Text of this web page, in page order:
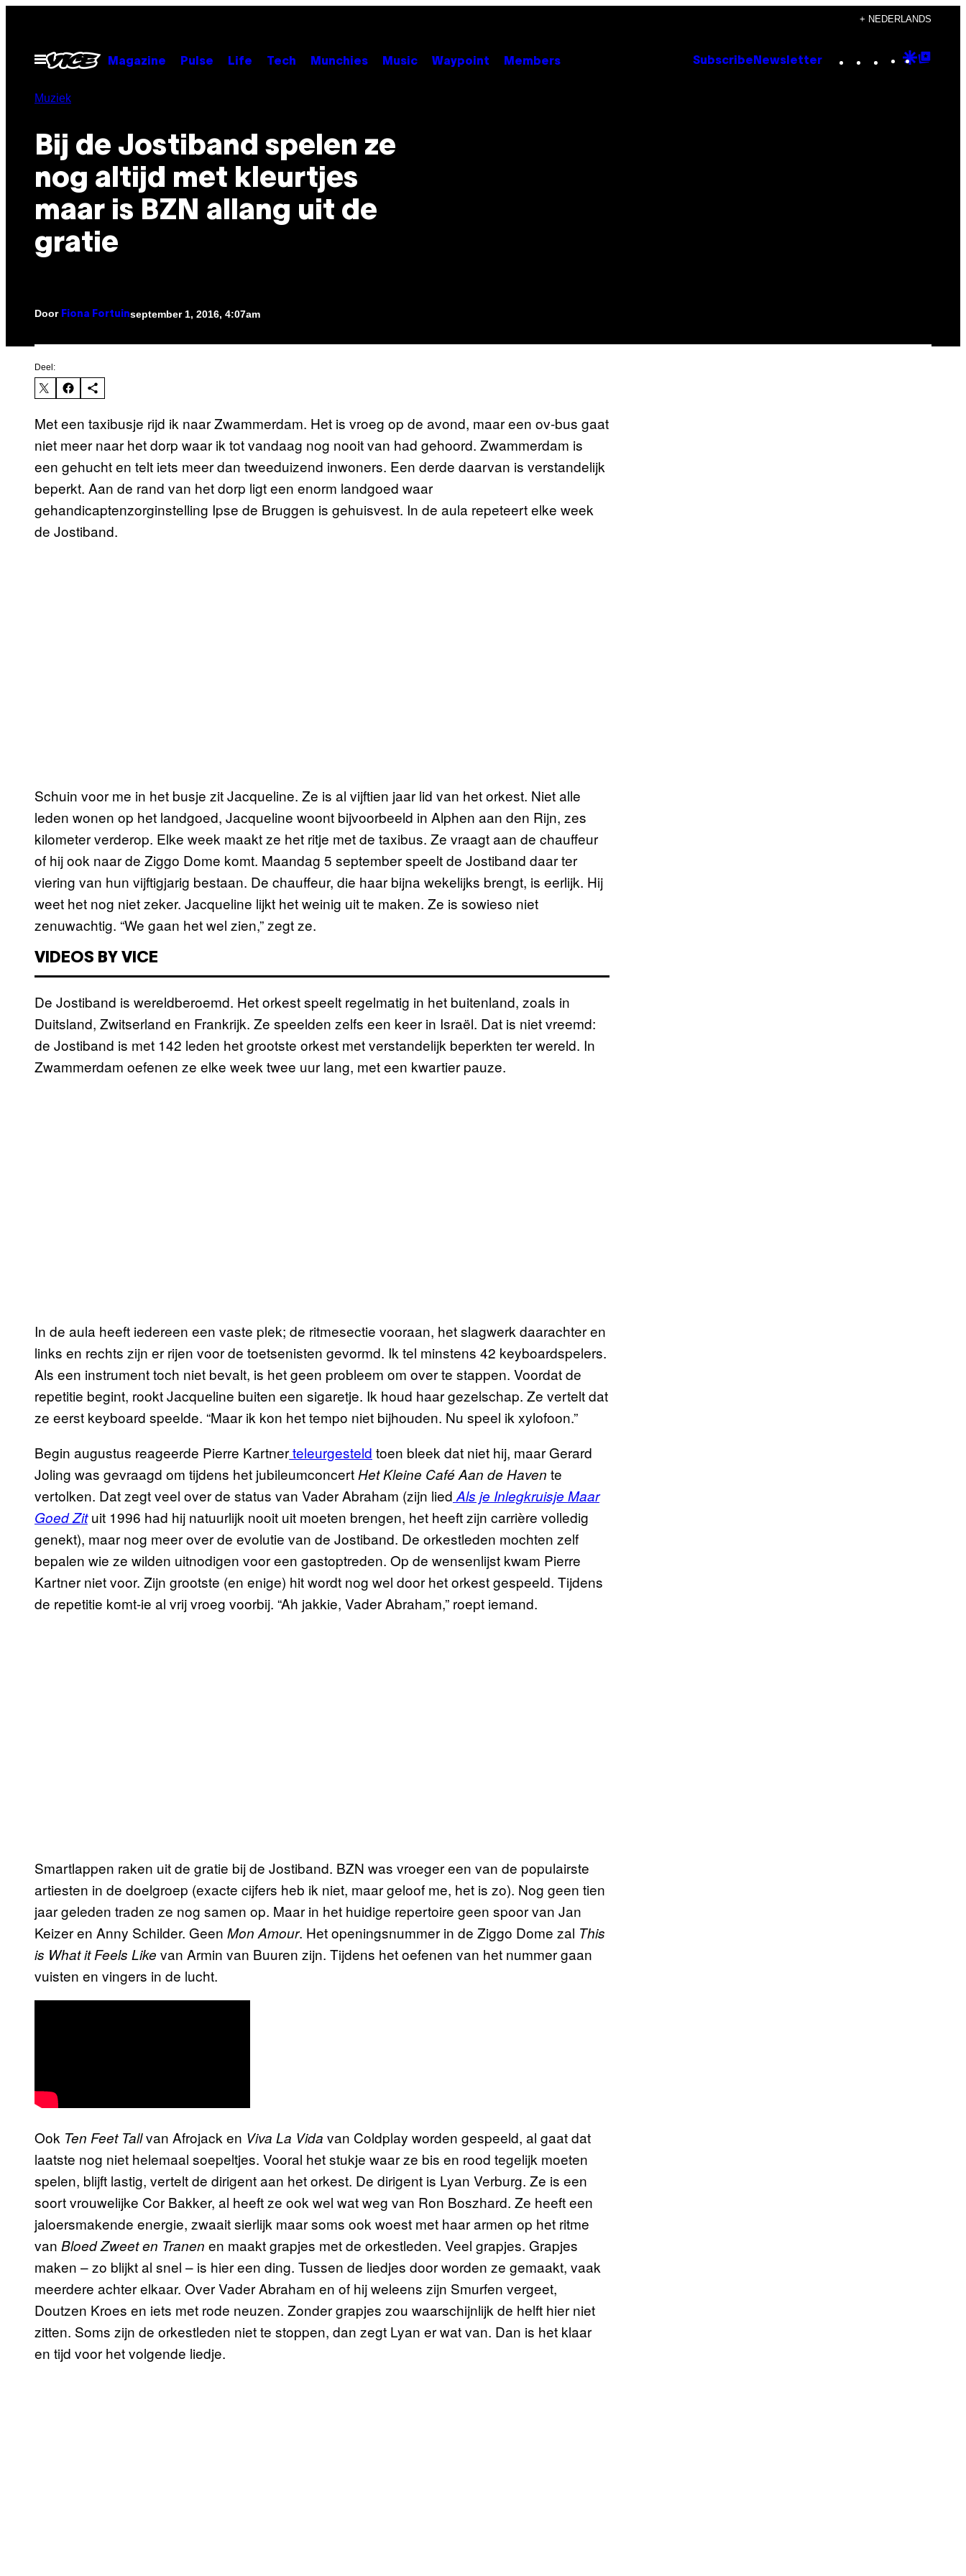
+ NEDERLANDS
Open
menu
Magazine Pulse Life Tech Munchies Music Waypoint Members Subscribe Newsletter Instagram
TikTok
YouTube
Google
Muziek
Bij de Jostiband spelen ze
nog altijd met kleurtjes
maar is BZN allang uit de
gratie
Door Fiona Fortuinseptember 1, 2016, 4:07am
Deel:
Met een taxibusje rijd ik naar Zwammerdam. Het is vroeg op de avond, maar een ov-bus gaat
niet meer naar het dorp waar ik tot vandaag nog nooit van had gehoord. Zwammerdam is
een gehucht en telt iets meer dan tweeduizend inwoners. Een derde daarvan is verstandelijk
beperkt. Aan de rand van het dorp ligt een enorm landgoed waar
gehandicaptenzorginstelling Ipse de Bruggen is gehuisvest. In de aula repeteert elke week
de Jostiband.
Schuin voor me in het busje zit Jacqueline. Ze is al vijftien jaar lid van het orkest. Niet alle
leden wonen op het landgoed, Jacqueline woont bijvoorbeeld in Alphen aan den Rijn, zes
kilometer verderop. Elke week maakt ze het ritje met de taxibus. Ze vraagt aan de chauffeur
of hij ook naar de Ziggo Dome komt. Maandag 5 september speelt de Jostiband daar ter
viering van hun vijftigjarig bestaan. De chauffeur, die haar bijna wekelijks brengt, is eerlijk. Hij
weet het nog niet zeker. Jacqueline lijkt het weinig uit te maken. Ze is sowieso niet
zenuwachtig. “We gaan het wel zien,” zegt ze.
VIDEOS BY VICE
De Jostiband is wereldberoemd. Het orkest speelt regelmatig in het buitenland, zoals in
Duitsland, Zwitserland en Frankrijk. Ze speelden zelfs een keer in Israël. Dat is niet vreemd:
de Jostiband is met 142 leden het grootste orkest met verstandelijk beperkten ter wereld. In
Zwammerdam oefenen ze elke week twee uur lang, met een kwartier pauze.
In de aula heeft iedereen een vaste plek; de ritmesectie vooraan, het slagwerk daarachter en
links en rechts zijn er rijen voor de toetsenisten gevormd. Ik tel minstens 42 keyboardspelers.
Als een instrument toch niet bevalt, is het geen probleem om over te stappen. Voordat de
repetitie begint, rookt Jacqueline buiten een sigaretje. Ik houd haar gezelschap. Ze vertelt dat
ze eerst keyboard speelde. “Maar ik kon het tempo niet bijhouden. Nu speel ik xylofoon.”
Begin augustus reageerde Pierre Kartnerteleurgesteld toen bleek dat niet hij, maar Gerard
Joling was gevraagd om tijdens het jubileumconcertHet Kleine Café Aan de Haven te
vertolken. Dat zegt veel over de status van Vader Abraham (zijn lied Als je Inlegkruisje Maar
Goed Zituit 1996 had hij natuurlijk nooit uit moeten brengen, het heeft zijn carrière volledig
genekt), maar nog meer over de evolutie van de Jostiband. De orkestleden mochten zelf
bepalen wie ze wilden uitnodigen voor een gastoptreden. Op de wensenlijst kwam Pierre
Kartner niet voor. Zijn grootste (en enige) hit wordt nog wel door het orkest gespeeld. Tijdens
de repetitie komt-ie al vrij vroeg voorbij. “Ah jakkie, Vader Abraham,” roept iemand.
Smartlappen raken uit de gratie bij de Jostiband. BZN was vroeger een van de populairste
artiesten in de doelgroep (exacte cijfers heb ik niet, maar geloof me, het is zo). Nog geen tien
jaar geleden traden ze nog samen op. Maar in het huidige repertoire geen spoor van Jan
Keizer en Anny Schilder. Geen Mon Amour. Het openingsnummer in de Ziggo Dome zal This
is What it Feels Like van Armin van Buuren zijn. Tijdens het oefenen van het nummer gaan
vuisten en vingers in de lucht.
Ook Ten Feet Tallvan Afrojack en Viva La Vida van Coldplay worden gespeeld, al gaat dat
laatste nog niet helemaal soepeltjes. Vooral het stukje waar ze bis en rood tegelijk moeten
spelen, blijft lastig, vertelt de dirigent aan het orkest. De dirigent is Lyan Verburg. Ze is een
soort vrouwelijke Cor Bakker, al heeft ze ook wel wat weg van Ron Boszhard. Ze heeft een
jaloersmakende energie, zwaait sierlijk maar soms ook woest met haar armen op het ritme
van Bloed Zweet en Tranen en maakt grapjes met de orkestleden. Veel grapjes. Grapjes
maken – zo blijkt al snel – is hier een ding. Tussen de liedjes door worden ze gemaakt, vaak
meerdere achter elkaar. Over Vader Abraham en of hij weleens zijn Smurfen vergeet,
Doutzen Kroes en iets met rode neuzen. Zonder grapjes zou waarschijnlijk de helft hier niet
zitten. Soms zijn de orkestleden niet te stoppen, dan zegt Lyan er wat van. Dan is het klaar
en tijd voor het volgende liedje.